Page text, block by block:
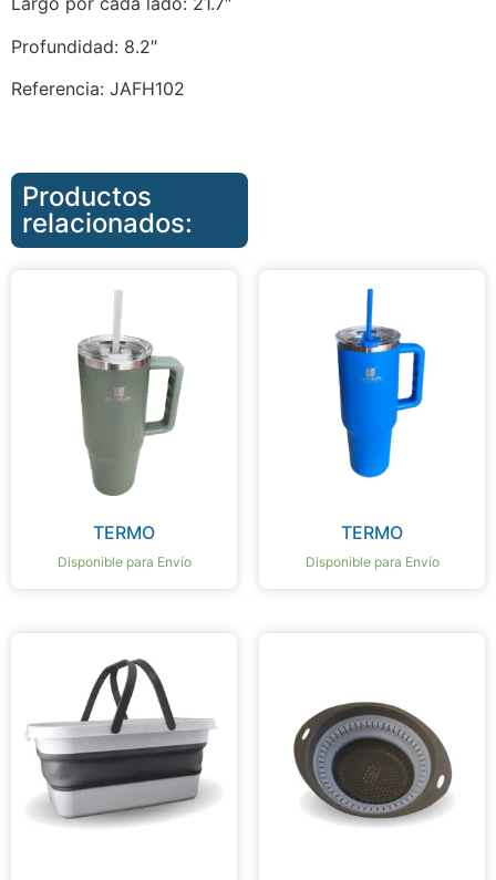
Profundidad: 8.2″
Referencia: JAFH102
Productos
relacionados:
TERMO
Disponible para Envío
TERMO
Disponible para Envío